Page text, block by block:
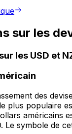
sur les
les USD et
des
plus populaire
américains
Le symbole de